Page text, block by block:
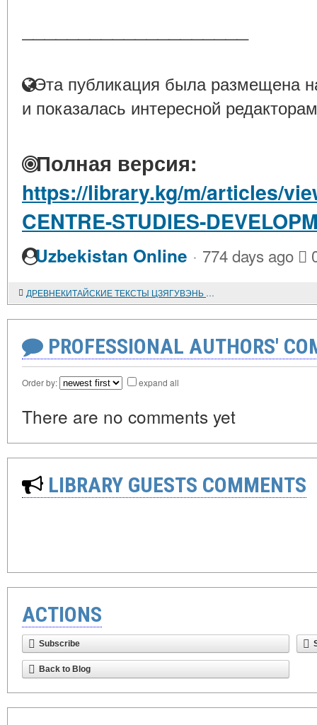
Эта публикация была размещена
и показалась интересной
Полная версия:
https://library.kg/m/articles/
CENTRE-STUDIES-
Uzbekistan Online · 774 days ago
ДРЕВНЕКИТАЙСКИЕ ТЕКСТЫ ЦЗЯГУВЭНЬ И ШАН ШУ - ЗЕРЦАЛО ИСТОРИИ И КУЛЬТОВ КИТАЯ ЭПОХИ ШАН-ИНЬ. Часть 4
PROFESSIONAL AUTHORS'
Order by: expand all
There are no comments yet
LIBRARY GUESTS COMMENTS
ACTIONS
Subscribe
Back to Blog